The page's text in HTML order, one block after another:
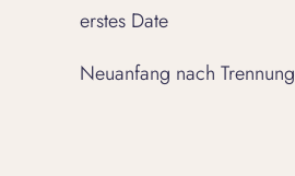
erstes Date
Neuanfang nach Trennung